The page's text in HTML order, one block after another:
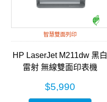
智慧雙面列印
HP LaserJet M211dw 黑白
雷射 無線雙面印表機
$5,990